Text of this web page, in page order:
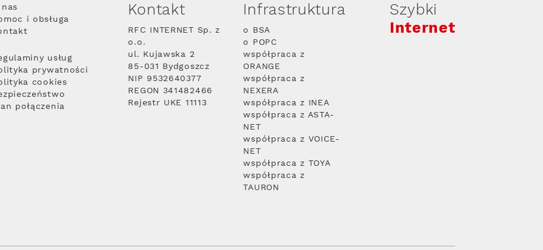
i obsługa
usług
prywatności
cookies
połączenia
Kontakt
RFC INTERNET Sp. z
o.o.
ul. Kujawska 2
85-031 Bydgoszcz
NIP 9532640377
REGON 341482466
Rejestr UKE 11113
Infrastruktura
o BSA
o POPC
współpraca z
ORANGE
współpraca z
NEXERA
współpraca z INEA
współpraca z ASTA-
NET
współpraca z VOICE-
NET
współpraca z TOYA
współpraca z
TAURON
Szybki
Internet